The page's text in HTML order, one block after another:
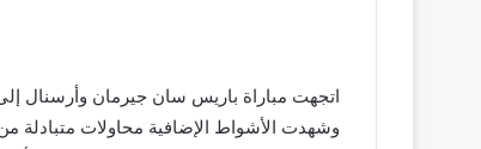
وشهدت الأشواط الإضافية محاولات متبادلة